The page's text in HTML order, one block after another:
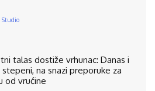
Studio
talas dostiže vrhunac: Danas i
na snazi preporuke za
od vrućine